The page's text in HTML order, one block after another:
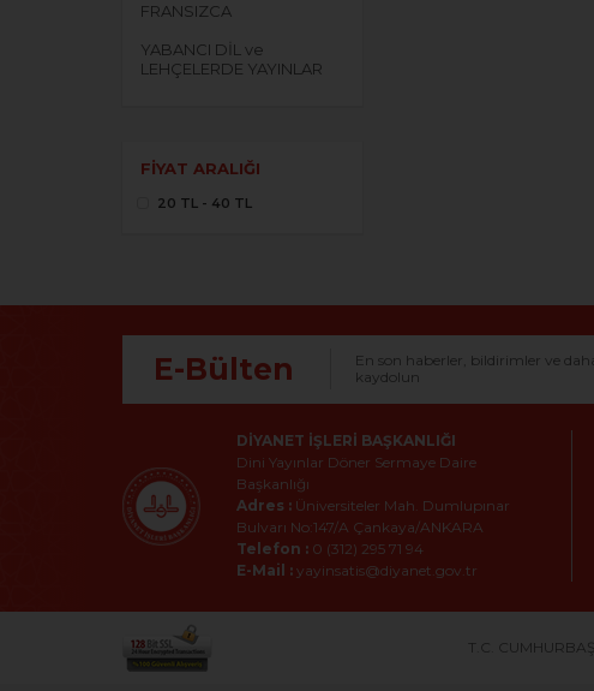
FRANSIZCA
YABANCI DİL ve
LEHÇELERDE YAYINLAR
FIYAT ARALIĞI
20 TL - 40 TL
E-Bülten
En son haberler, bildirimler ve
kaydolun
DIYANET İŞLERI BAŞKANLIĞI
Dini Yayınlar Döner Sermaye Daire
Başkanlığı
Adres : Üniversiteler Mah. Dumlupınar
Bulvarı No:147/A Çankaya/ANKARA
Telefon : 0 (312) 295 71 94
E-Mail : yayinsatis@diyanet.gov.tr
T.C.